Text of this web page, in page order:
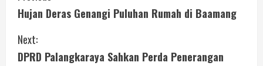
Hujan Deras Genangi Puluhan Rumah di Baamang
Next:
DPRD Palangkaraya Sahkan Perda Penerangan